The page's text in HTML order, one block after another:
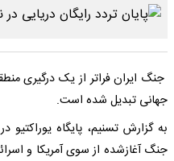
جنگ ایران فراتر از یک درگیری
جهانی تبدیل شده است.
به گزارش تسنیم، پایگاه
جنگ آغازشده از سوی آمریکا و